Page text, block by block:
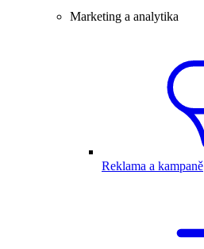
Marketing a analytika
Reklama a kampaně